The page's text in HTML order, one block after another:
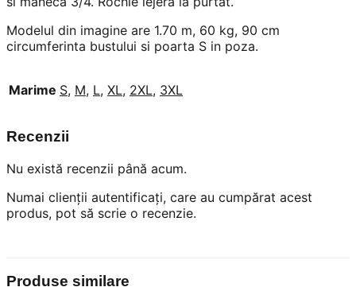
Modelul din imagine are 1.70 m, 60 kg, 90 cm
circumferinta bustului si poarta S in poza.
Marime S, M, L, XL, 2XL, 3XL
Recenzii
Nu există recenzii până acum.
Numai clienții autentificați, care au cumpărat acest
produs, pot să scrie o recenzie.
Produse similare